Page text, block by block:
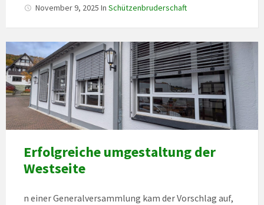
November 9, 2025 In Schützenbruderschaft
Erfolgreiche umgestaltung der
Westseite
n einer Generalversammlung kam der Vorschlag auf,